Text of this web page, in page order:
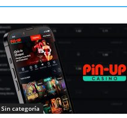
Sin categoría